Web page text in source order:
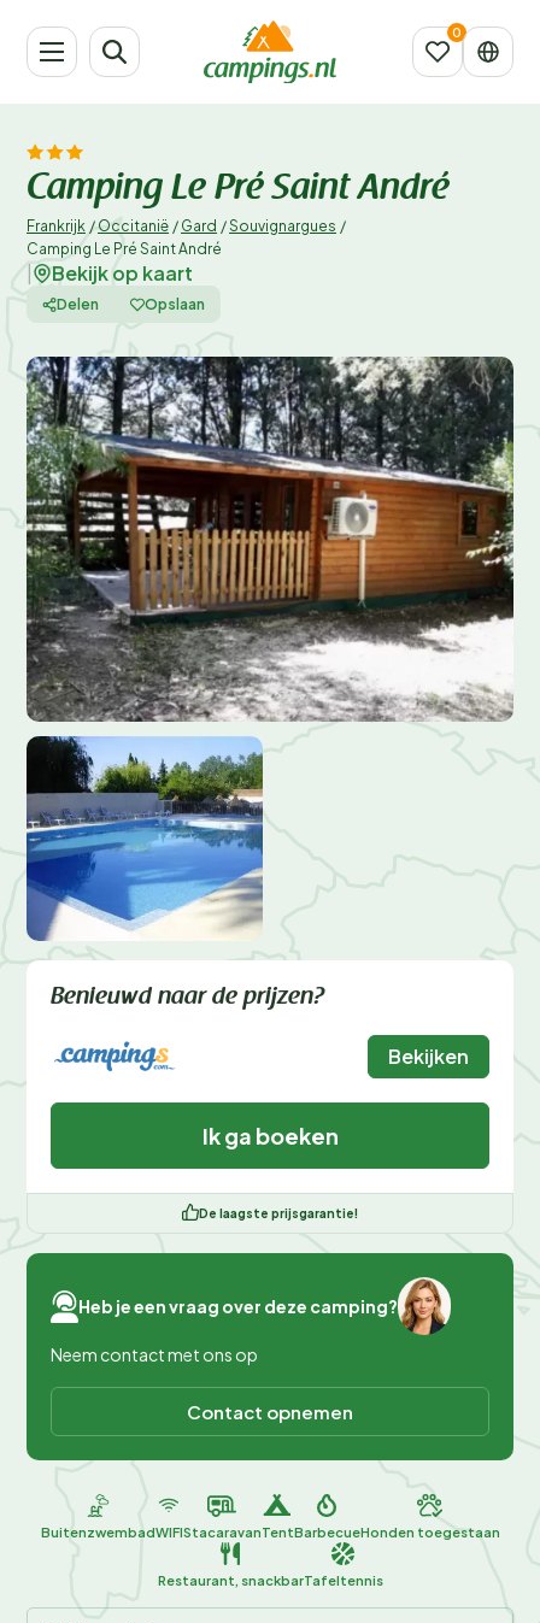
Camping Le Pré Saint André
Frankrijk / Occitanië / Gard /Souvignargues /
Camping Le Pré Saint André
Bekijk op kaart
Delen Opslaan
Benieuwd naar de prijzen?
Bekijken
Ik ga boeken
De laagste prijsgarantie!
Heb je een vraag over deze camping?
Neem contact met ons op
Contact opnemen
BuitenzwembadWIFIStacaravanTentBarbecueHonden toegestaan
Restaurant, snackbarTafeltennis